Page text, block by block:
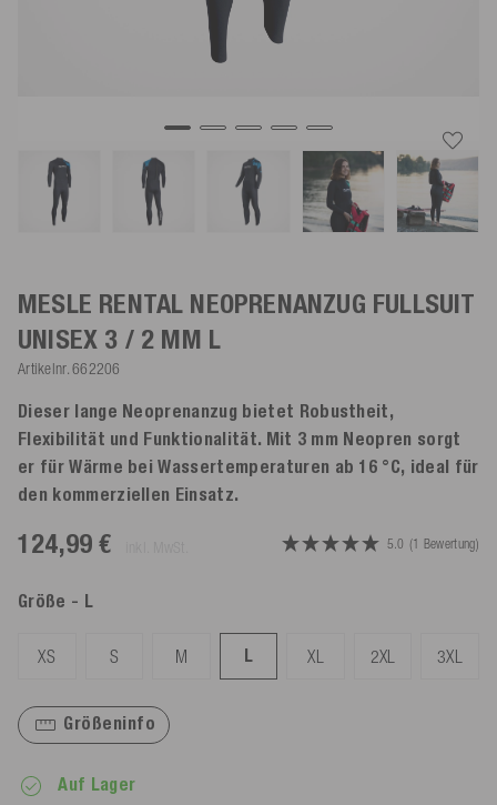
MESLE RENTAL NEOPRENANZUG FULLSUIT
UNISEX 3 / 2 MM L
Artikelnr. 662206
Dieser lange Neoprenanzug bietet Robustheit,
Flexibilität und Funktionalität. Mit 3 mm Neopren sorgt
er für Wärme bei Wassertemperaturen ab 16 °C, ideal für
den kommerziellen Einsatz.
124,99 € 5.0 (1 Bewertung)
Größe - L
XS S M L XL 2XL 3XL
Größeninfo
Auf Lager